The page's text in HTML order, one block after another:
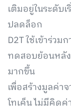
เติมอยู่ในระดับ
ปลดล็อก
D2T ใช้เข้าร่วม
ทดสอบย้อนหลัง
มากขึ้น
เพื่อสร้างมูลค่า
โทเค็น ไม่มีคิดค่